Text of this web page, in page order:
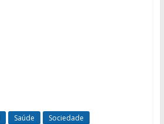
Saúde Sociedade